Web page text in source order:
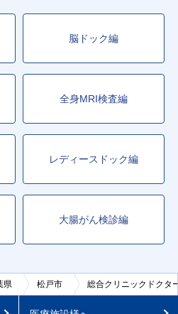
脳ドック編
全身MRI検査編
レディースドック編
大腸がん検診編
県 松戸市 総合クリニックドクタ